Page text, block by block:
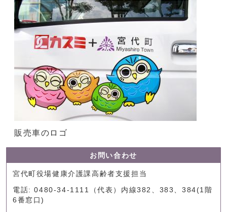
販売車のロゴ
お問い合わせ
宮代町役場健康介護課高齢者支援担当
電話: 0480-34-1111（代表）内線382、383、384(1階
6番窓口)